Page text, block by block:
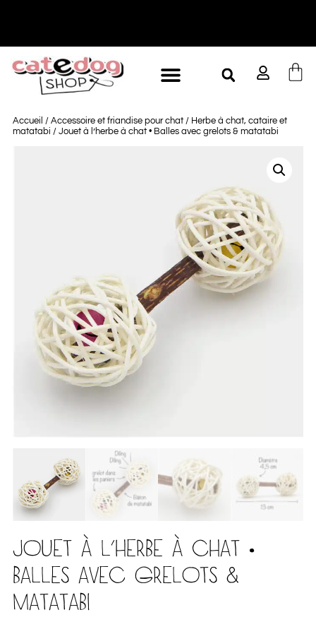
-10% à partir de 60€ d'achat
Accueil / Accessoire et friandise pour chat/ Herbe à chat, cataire et
matatabi / Jouet à l’herbe à chat • Balles avec grelots & matatabi
JOUET À L’HERBE À CHAT •
BALLES AVEC GRELOTS &
MATATABI